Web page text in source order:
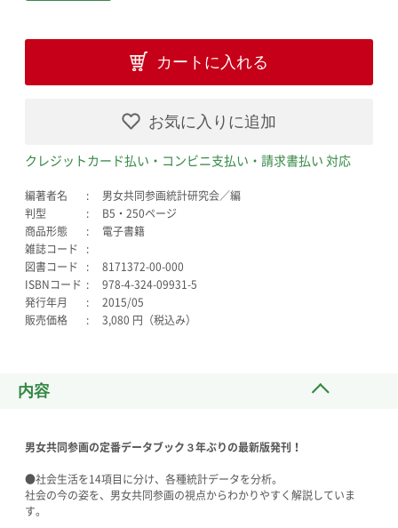
カートに入れる
お気に入りに追加
クレジットカード払い・コンビニ支払い・請求書払い 対応
編著者名
男女共同参画統計研究会／編
判型
B5・250ページ
商品形態
電子書籍
雑誌コード
図書コード
8171372-00-000
ISBNコード
978-4-324-09931-5
発行年月
2015/05
販売価格
3,080 円（税込み）
内容
男女共同参画の定番データブック３年ぶりの最新版発刊！
●社会生活を14項目に分け、各種統計データを分析。
社会の今の姿を、男女共同参画の視点からわかりやすく解説していま
す。